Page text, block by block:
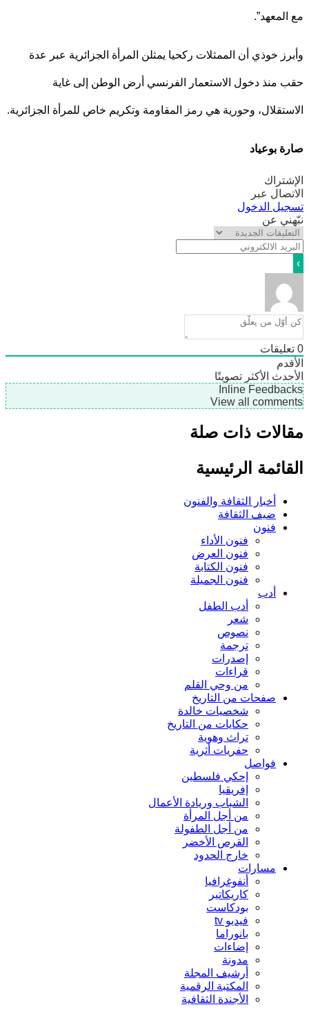
خوذي أن الممثلات ركحيا يمثلن المرأة الجزائرية عبر عدة
منذ دخول الاستعمار الفرنسي أرض الوطن إلى غاية
وحورية هي رمز المقاومة وتكريم خاص للمرأة الجزائرية.
بوعياد
عبر
الدخول
عن
الأكثر تصويتًا
Inline
View all
ذات صلة
الرئيسية
أخبار الثقافة والفنون
ضيف الثقافة
فنون
فنون الأداء
فنون العرض
فنون الكتابة
فنون الجميلة
أدب
أدب الطفل
شعر
نصوص
ترجمة
إصدرات
قراءات
من وحي القلم
صفحات من التاريخ
شخصيات خالدة
حكايات من التاريخ
تراث وهوية
حفريات أثرية
فواصل
إحكي فلسطين
إفريقيا
الشباب وريادة الأعمال
من أجل المرأة
من أجل الطفولة
القرص الأخضر
خارج الحدود
مسارات
أنفوغرافيا
كاريكاتير
بودكاست
فيديو tv
بانوراما
إضاءات
مدونة
أرشيف المجلة
المكتبة الرقمية
الأجندة الثقافية